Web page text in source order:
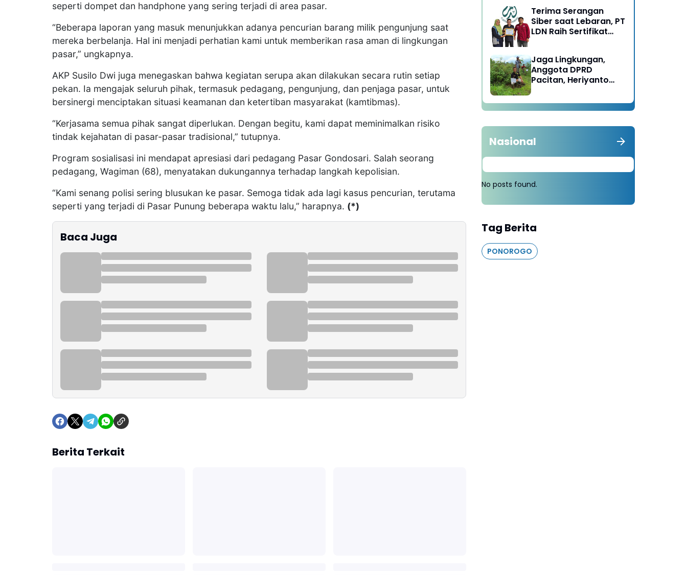
seperti dompet dan handphone yang sering terjadi di area pasar.
“Beberapa laporan yang masuk menunjukkan adanya pencurian barang milik pengunjung saat
mereka berbelanja. Hal ini menjadi perhatian kami untuk memberikan rasa aman di lingkungan
pasar,” ungkapnya.
AKP Susilo Dwi juga menegaskan bahwa kegiatan serupa akan dilakukan secara rutin setiap
pekan. Ia mengajak seluruh pihak, termasuk pedagang, pengunjung, dan penjaga pasar, untuk
bersinergi menciptakan situasi keamanan dan ketertiban masyarakat (kamtibmas).
“Kerjasama semua pihak sangat diperlukan. Dengan begitu, kami dapat meminimalkan risiko
tindak kejahatan di pasar-pasar tradisional,” tutupnya.
Program sosialisasi ini mendapat apresiasi dari pedagang Pasar Gondosari. Salah seorang
pedagang, Wagiman (68), menyatakan dukungannya terhadap langkah kepolisian.
“Kami senang polisi sering blusukan ke pasar. Semoga tidak ada lagi kasus pencurian, terutama
seperti yang terjadi di Pasar Punung beberapa waktu lalu,” harapnya. (*)
Baca Juga
Berita Terkait
Terima Serangan
Siber saat Lebaran, PT
LDN Raih Sertifikat
Karesidenan Madiun
Raya
Jaga Lingkungan,
Anggota DPRD
Pacitan, Heriyanto
Tebang 100 Pohon
diganti Tanam 1000
Nasional
No posts found.
Tag Berita
PONOROGO